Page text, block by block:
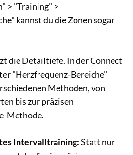
> "Training" >
kannst du die Zonen sogar
die Detailtiefe. In der Connect
"Herzfrequenz-Bereiche"
Methoden, von
bis zur präzisen
Methode.
Intervalltraining:Statt nur